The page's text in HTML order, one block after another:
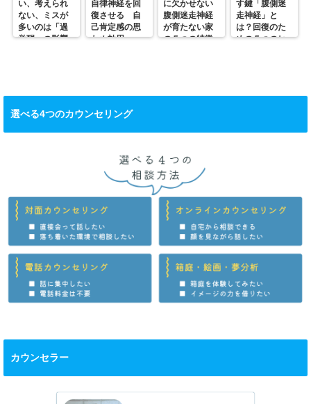
い、考えられ
ない、ミスが
多いのは「過
覚醒」の影響
自律神経を回
復させる 自
己肯定感の思
わぬ効用
に欠かせない
腹側迷走神経
が育たない家
の５つの特徴
す鍵「腹側迷
走神経」と
は？回復のた
めの５つのヒ
選べる4つのカウンセリング
カウンセラー